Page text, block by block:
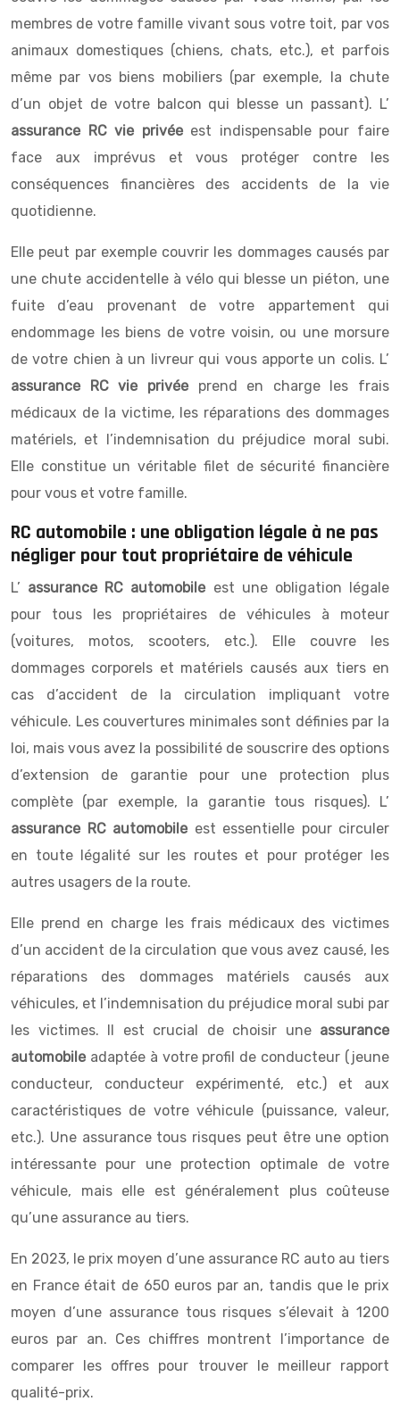
membres de votre famille vivant sous votre toit, par vos
animaux domestiques (chiens, chats, etc.), et parfois
même par vos biens mobiliers (par exemple, la chute
d’un objet de votre balcon qui blesse un passant). L’
assurance RC vie privée est indispensable pour faire
face aux imprévus et vous protéger contre les
conséquences financières des accidents de la vie
quotidienne.
Elle peut par exemple couvrir les dommages causés par
une chute accidentelle à vélo qui blesse un piéton, une
fuite d’eau provenant de votre appartement qui
endommage les biens de votre voisin, ou une morsure
de votre chien à un livreur qui vous apporte un colis. L’
assurance RC vie privée prend en charge les frais
médicaux de la victime, les réparations des dommages
matériels, et l’indemnisation du préjudice moral subi.
Elle constitue un véritable filet de sécurité financière
pour vous et votre famille.
RC automobile : une obligation légale à ne pas
négliger pour tout propriétaire de véhicule
L’ assurance RC automobile est une obligation légale
pour tous les propriétaires de véhicules à moteur
(voitures, motos, scooters, etc.). Elle couvre les
dommages corporels et matériels causés aux tiers en
cas d’accident de la circulation impliquant votre
véhicule. Les couvertures minimales sont définies par la
loi, mais vous avez la possibilité de souscrire des options
d’extension de garantie pour une protection plus
complète (par exemple, la garantie tous risques). L’
assurance RC automobile est essentielle pour circuler
en toute légalité sur les routes et pour protéger les
autres usagers de la route.
Elle prend en charge les frais médicaux des victimes
d’un accident de la circulation que vous avez causé, les
réparations des dommages matériels causés aux
véhicules, et l’indemnisation du préjudice moral subi par
les victimes. Il est crucial de choisir une assurance
automobile adaptée à votre profil de conducteur (jeune
conducteur, conducteur expérimenté, etc.) et aux
caractéristiques de votre véhicule (puissance, valeur,
etc.). Une assurance tous risques peut être une option
intéressante pour une protection optimale de votre
véhicule, mais elle est généralement plus coûteuse
qu’une assurance au tiers.
En 2023, le prix moyen d’une assurance RC auto au tiers
en France était de 650 euros par an, tandis que le prix
moyen d’une assurance tous risques s’élevait à 1200
euros par an. Ces chiffres montrent l’importance de
comparer les offres pour trouver le meilleur rapport
qualité-prix.